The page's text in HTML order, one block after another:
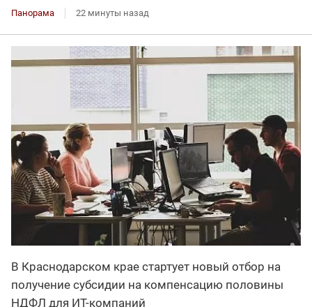
Панорама 22 минуты назад
В Краснодарском крае стартует новый отбор на
получение субсидии на компенсацию половины
НДФЛ для ИT-компаний